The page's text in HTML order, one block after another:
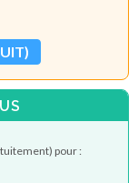
pour :